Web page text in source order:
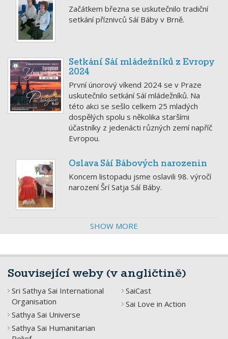
Začátkem března se uskutečnilo tradiční
setkání příznivců Sáí Báby v Brně.
Setkání Sáí mládežníků z Evropy
2024
První únorový víkend 2024 se v Praze
uskutečnilo setkání Sáí mládežníků. Na
této akci se sešlo celkem 25 mladých
dospělých spolu s několika staršími
účastníky z jedenácti různých zemí napříč
Evropou.
Oslava Sáí Bábových narozenin
Koncem listopadu jsme oslavili 98. výročí
narození Šrí Satja Sáí Báby.
SHOW MORE
Související weby (v angličtině)
Sri Sathya Sai International
Organisation
Sathya Sai Universe
Sathya Sai Humanitarian
SaiCast
Sai Love in Action